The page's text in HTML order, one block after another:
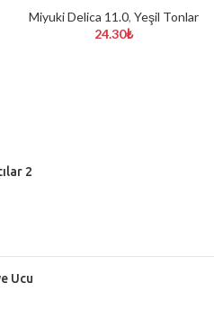
Miyuki Delica 11.0, Yeşil Tonlar
24.30₺
2
Ucu